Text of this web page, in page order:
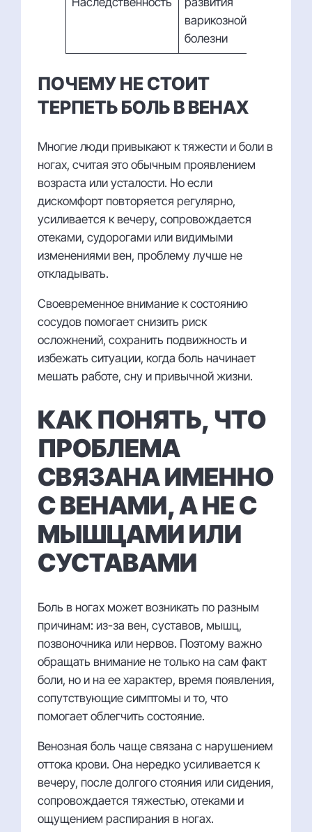
варикозной
болезни
ПОЧЕМУ НЕ СТОИТ
ТЕРПЕТЬ БОЛЬ В ВЕНАХ
Многие люди привыкают к тяжести и боли в
ногах, считая это обычным проявлением
возраста или усталости. Но если
дискомфорт повторяется регулярно,
усиливается к вечеру, сопровождается
отеками, судорогами или видимыми
изменениями вен, проблему лучше не
откладывать.
Своевременное внимание к состоянию
сосудов помогает снизить риск
осложнений, сохранить подвижность и
избежать ситуации, когда боль начинает
мешать работе, сну и привычной жизни.
КАК ПОНЯТЬ, ЧТО
ПРОБЛЕМА
СВЯЗАНА ИМЕННО
С ВЕНАМИ, А НЕ С
МЫШЦАМИ ИЛИ
СУСТАВАМИ
Боль в ногах может возникать по разным
причинам: из-за вен, суставов, мышц,
позвоночника или нервов. Поэтому важно
обращать внимание не только на сам факт
боли, но и на ее характер, время появления,
сопутствующие симптомы и то, что
помогает облегчить состояние.
Венозная боль чаще связана с нарушением
оттока крови. Она нередко усиливается к
вечеру, после долгого стояния или сидения,
сопровождается тяжестью, отеками и
ощущением распирания в ногах.